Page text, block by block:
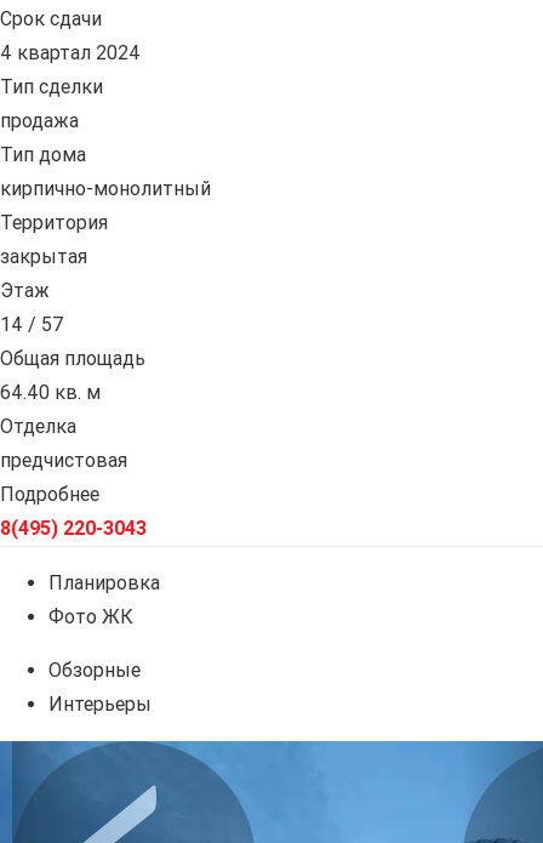
Срок сдачи
4 квартал 2024
Тип сделки
продажа
Тип дома
кирпично-монолитный
Территория
закрытая
Этаж
14 / 57
Общая площадь
64.40 кв. м
Отделка
предчистовая
Подробнее
8(495) 220-3043
Планировка
Фото ЖК
Обзорные
Интерьеры